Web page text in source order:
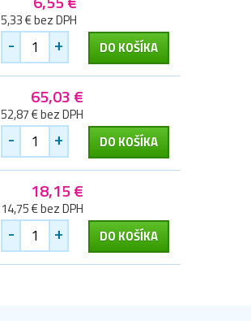
5,33 € bez DPH
- + DO KOŠÍKA
65,03 €
52,87 € bez DPH
- + DO KOŠÍKA
18,15 €
14,75 € bez DPH
- + DO KOŠÍKA